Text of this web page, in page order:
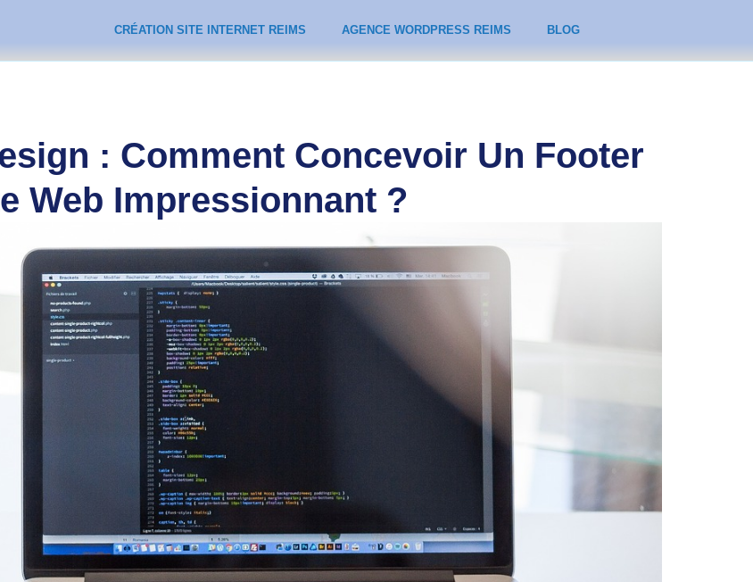
CRÉATION SITE INTERNET REIMS AGENCE WORDPRESS REIMS BLOG
: Comment Concevoir Un Footer
Web Impressionnant ?